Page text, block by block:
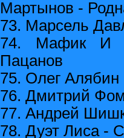
Мартынов -
73. Марсель
74. Мафик И
Пацанов
75. Олег
76. Дмитрий
77. Андрей
78. Дуэт Лиса -